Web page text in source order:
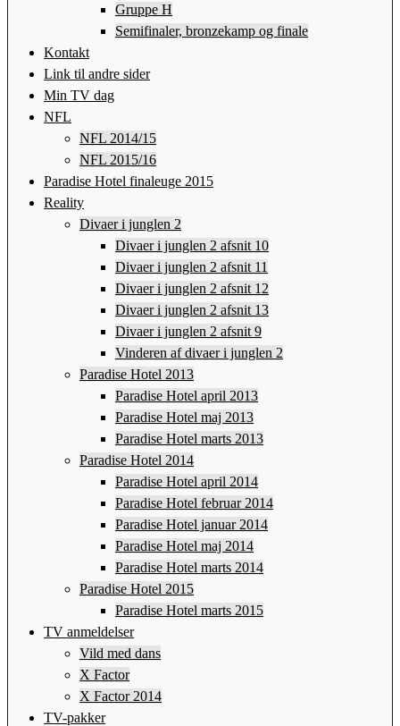
Gruppe H
Semifinaler, bronzekamp og finale
Kontakt
Link til andre sider
Min TV dag
NFL
NFL 2014/15
NFL 2015/16
Paradise Hotel finaleuge 2015
Reality
Divaer i junglen 2
Divaer i junglen 2 afsnit 10
Divaer i junglen 2 afsnit 11
Divaer i junglen 2 afsnit 12
Divaer i junglen 2 afsnit 13
Divaer i junglen 2 afsnit 9
Vinderen af divaer i junglen 2
Paradise Hotel 2013
Paradise Hotel april 2013
Paradise Hotel maj 2013
Paradise Hotel marts 2013
Paradise Hotel 2014
Paradise Hotel april 2014
Paradise Hotel februar 2014
Paradise Hotel januar 2014
Paradise Hotel maj 2014
Paradise Hotel marts 2014
Paradise Hotel 2015
Paradise Hotel marts 2015
TV anmeldelser
Vild med dans
X Factor
X Factor 2014
TV-pakker